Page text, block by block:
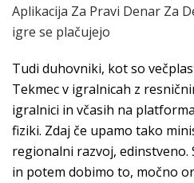
Aplikacija Za Pravi Denar Za
igre se plačujejo
Tudi duhovniki, kot so
Tekmec v igralnicah z
igralnici in včasih na
fiziki. Zdaj če upamo tako
regionalni razvoj,
in potem dobimo to, močno